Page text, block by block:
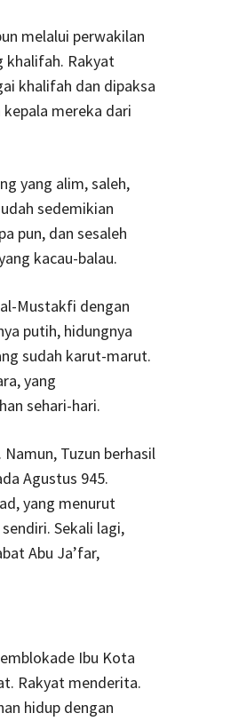
melalui perwakilan
Rakyat
khalifah dan dipaksa
mereka dari
yang alim, saleh,
sedemikian
pun, dan sesaleh
kacau-balau.
Mustakfi dengan
putih, hidungnya
sudah karut-marut.
yang
sehari-hari.
Tuzun berhasil
Agustus 945.
yang menurut
Sekali lagi,
Abu Ja’far,
Ibu Kota
Rakyat menderita.
hidup dengan